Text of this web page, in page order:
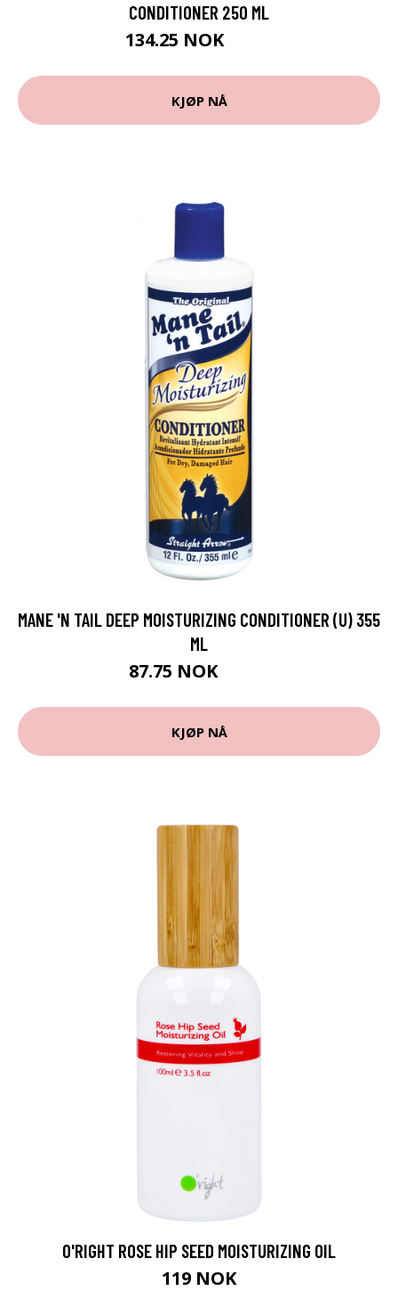
CONDITIONER 250 ML
134.25 NOK
KJØP NÅ
MANE 'N TAIL DEEP MOISTURIZING CONDITIONER (U) 355
ML
87.75 NOK
KJØP NÅ
O'RIGHT ROSE HIP SEED MOISTURIZING OIL
119 NOK